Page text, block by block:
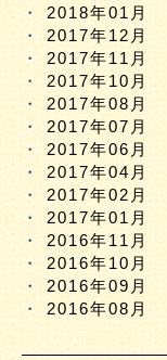
2018年01月
2017年12月
2017年11月
2017年10月
2017年08月
2017年07月
2017年06月
2017年04月
2017年02月
2017年01月
2016年11月
2016年10月
2016年09月
2016年08月